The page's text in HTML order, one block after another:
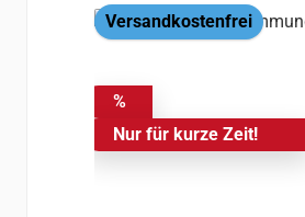
Versandkostenfrei
%
Nur für kurze Zeit!